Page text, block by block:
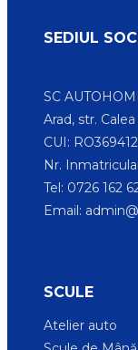
SEDIUL
SC
Arad, str.
CUI:
Nr.
Tel: 0726 162
Email:
SCULE
Atelier auto